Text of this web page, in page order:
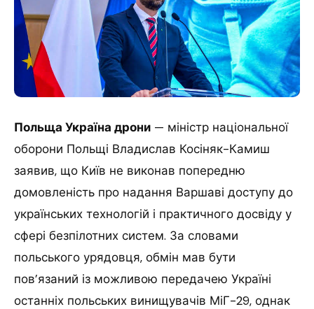
Польща Україна дрони — міністр національної
оборони Польщі Владислав Косіняк-Камиш
заявив, що Київ не виконав попередню
домовленість про надання Варшаві доступу до
українських технологій і практичного досвіду у
сфері безпілотних систем. За словами
польського урядовця, обмін мав бути
пов’язаний із можливою передачею Україні
останніх польських винищувачів МіГ-29, однак